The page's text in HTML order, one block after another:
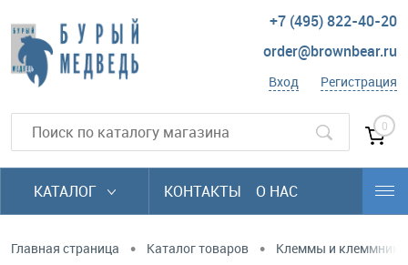
+7 (495) 822-40-20
order@brownbear.ru
Вход Регистрация
0
КАТАЛОГ КОНТАКТЫ О НАС
Главная страница • Каталог товаров • Клеммы и клеммники